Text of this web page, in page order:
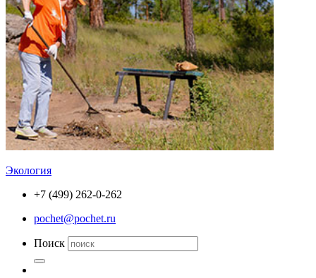
Экология
+7 (499) 262-0-262
pochet@pochet.ru
Поиск